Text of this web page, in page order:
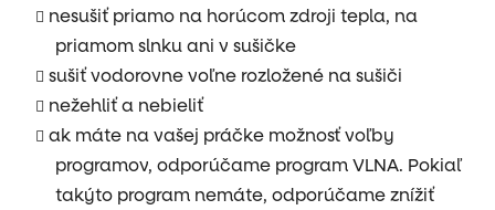
nesušiť priamo na horúcom zdroji tepla, na
priamom slnku ani v sušičke
sušiť vodorovne voľne rozložené na sušiči
nežehliť a nebieliť
ak máte na vašej práčke možnosť voľby
programov, odporúčame program VLNA. Pokiaľ
takýto program nemáte, odporúčame znížiť